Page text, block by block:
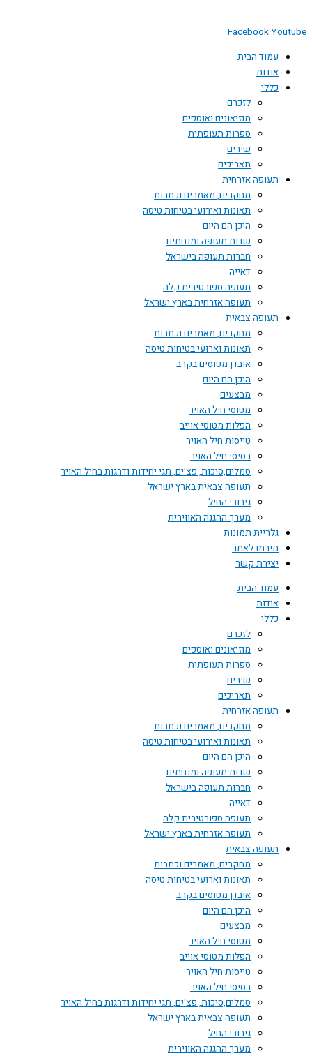
FacebookYoutube
עמוד הבית
אודות
כללי
לזכרם
מוזיאונים ואוספים
ספרות תעופתית
שירים
תאריכים
תעופה אזרחית
מחקרים, מאמרים וכתבות
תאונות ואירועי בטיחות טיסה
היכן הם היום
שדות תעופה ומנחתים
חברות תעופה בישראל
דאייה
תעופה ספורטיבית קלה
תעופה אזרחית בארץ ישראל
תעופה צבאית
מחקרים, מאמרים וכתבות
תאונות וארועי בטיחות טיסה
אובדן מטוסים בקרב
היכן הם היום
מבצעים
מטוסי חיל האויר
הפלות מטוסי אוייב
טייסות חיל האויר
בסיסי חיל האויר
סמלים,סיכות, פצ'ים, תגי יחידות ודרגות בחיל האויר
תעופה צבאית בארץ ישראל
גיבורי החיל
מערך ההגנה האווירית
גלריית תמונות
תירמו לאתר
יצירת קשר
עמוד הבית
אודות
כללי
לזכרם
מוזיאונים ואוספים
ספרות תעופתית
שירים
תאריכים
תעופה אזרחית
מחקרים, מאמרים וכתבות
תאונות ואירועי בטיחות טיסה
היכן הם היום
שדות תעופה ומנחתים
חברות תעופה בישראל
דאייה
תעופה ספורטיבית קלה
תעופה אזרחית בארץ ישראל
תעופה צבאית
מחקרים, מאמרים וכתבות
תאונות וארועי בטיחות טיסה
אובדן מטוסים בקרב
היכן הם היום
מבצעים
מטוסי חיל האויר
הפלות מטוסי אוייב
טייסות חיל האויר
בסיסי חיל האויר
סמלים,סיכות, פצ'ים, תגי יחידות ודרגות בחיל האויר
תעופה צבאית בארץ ישראל
גיבורי החיל
מערך ההגנה האווירית